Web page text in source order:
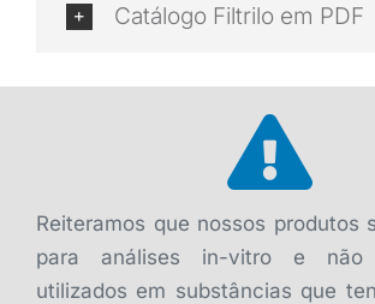
Catálogo Filtrilo em PDF
Reiteramos que nossos produtos
para análises in-vitro e não
utilizados em substâncias que